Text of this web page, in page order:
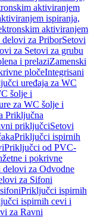
aktiviranjem
ispiranja,
aktiviranjem
delovi za PriborSetovi
za Setovi za grubu
i prelaziZamenski
pločeIntegrisani
uređaja za WC
šolje i
za WC šolje i
Priključna
priključciSetovi
Priključci ispirnih
Priključci od PVC-
i pokrivne
delovi za Odvodne
za Sifoni
Priključci ispirnih
ispirnih cevi i
za Ravni